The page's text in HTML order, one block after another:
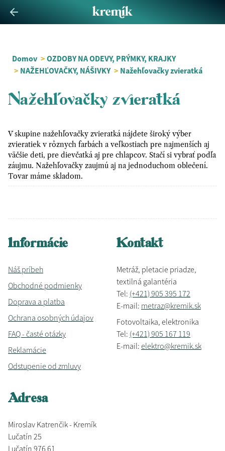
Domov > OZDOBY NA ODEVY, PRÝMKY, KRAJKY
> NAŽEHĽOVAČKY, NÁŠIVKY > Nažehľovačky zvieratká
Nažehľovačky zvieratká
V skupine nažehľovačky zvieratká nájdete široký výber
zvieratiek v rôznych farbách a veľkostiach pre najmenších aj
väčšie deti, pre dievčatká aj pre chlapcov. Stačí si vybrať podľa
záujmu. Nažehľovačky zaujmú aj na jednoduchom oblečení.
Tovar máme skladom.
Informácie
Náš príbeh
Obchodné podmienky
Doprava a platba
Ochrana osobných údajov
FAQ - časté otázky
Reklamácie
Odstupenie od zmluvy
Kontakt
Metráž, pletacie priadze,
textilná galantéria
Tel: (+421) 905 395 172
E-mail: metraz@kremik.sk
Fotovoltaika, elektronika
Tel: (+421) 905 167 119
E-mail: elektro@kremik.sk
Adresa
Miroslav Katrenčik - Kremík
Lučatín 25
Lučatín 976 61